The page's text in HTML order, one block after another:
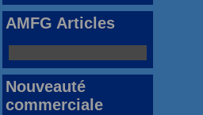
AMFG Articles
Nouveauté
commerciale